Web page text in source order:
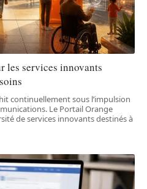
les services innovants
continuellement sous l’impulsion
Le Portail Orange
de services innovants destinés à